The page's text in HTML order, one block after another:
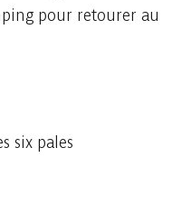
pour retourer au
six pales